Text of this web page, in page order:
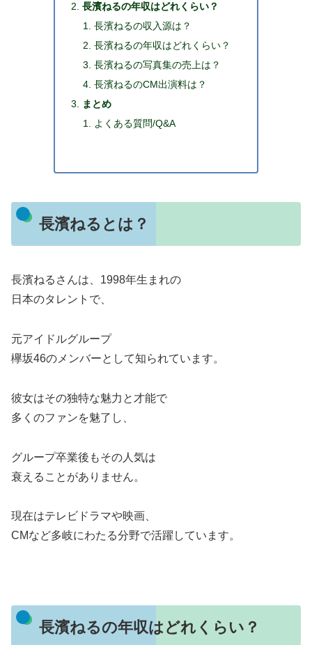
長濱ねるの年収はどれくらい？
長濱ねるの収入源は？
長濱ねるの年収はどれくらい？
長濱ねるの写真集の売上は？
長濱ねるのCM出演料は？
まとめ
よくある質問/Q&A
長濱ねるとは？
長濱ねるさんは、1998年生まれの
日本のタレントで、
元アイドルグループ
欅坂46のメンバーとして知られています。
彼女はその独特な魅力と才能で
多くのファンを魅了し、
グループ卒業後もその人気は
衰えることがありません。
現在はテレビドラマや映画、
CMなど多岐にわたる分野で活躍しています。
長濱ねるの年収はどれくらい？